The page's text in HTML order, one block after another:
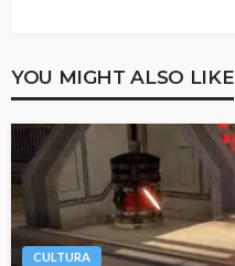
YOU MIGHT ALSO LIKE
CULTURA